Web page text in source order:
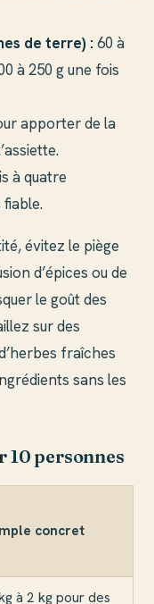
de terre) : 60 à
à 250 g une fois
apporter de la
à quatre
évitez le piège
d’épices ou de
le goût des
sur des
fraîches
sans les
10 personnes
concret
à 2 kg pour des